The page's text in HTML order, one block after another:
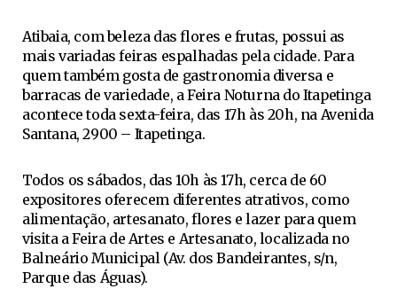
Atibaia, com beleza das flores e frutas, possui as
mais variadas feiras espalhadas pela cidade. Para
quem também gosta de gastronomia diversa e
barracas de variedade, a Feira Noturna do Itapetinga
acontece toda sexta-feira, das 17h às 20h, na Avenida
Santana, 2900 – Itapetinga.
Todos os sábados, das 10h às 17h, cerca de 60
expositores oferecem diferentes atrativos, como
alimentação, artesanato, flores e lazer para quem
visita a Feira de Artes e Artesanato, localizada no
Balneário Municipal (Av. dos Bandeirantes, s/n,
Parque das Águas).